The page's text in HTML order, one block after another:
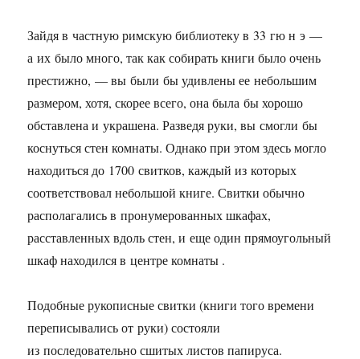
Зайдя в частную римскую библиотеку в 33 гю н э —
а их было много, так как собирать книги было очень
престижно, — вы были бы удивлены ее небольшим
размером, хотя, скорее всего, она была бы хорошо
обставлена и украшена. Разведя руки, вы смогли бы
коснуться стен комнаты. Однако при этом здесь могло
находиться до 1700 свитков, каждый из которых
соответствовал небольшой книге. Свитки обычно
располагались в пронумерованных шкафах,
расставленных вдоль стен, и еще один прямоугольный
шкаф находился в центре комнаты .
Подобные рукописные свитки (книги того времени
переписывались от руки) состояли
из последовательно сшитых листов папируса.